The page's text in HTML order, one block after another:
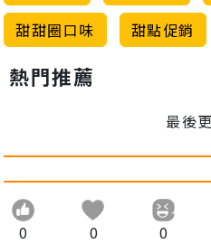
甜甜圈口味
甜點促銷
熱門推薦
最後
0 0 0